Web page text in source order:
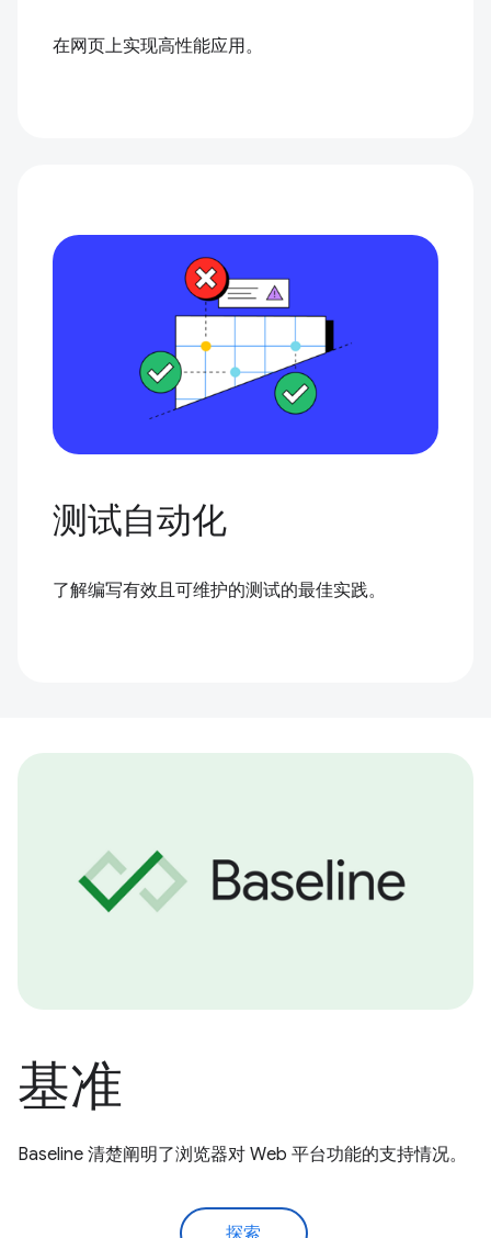
在网页上实现高性能应用。
测试自动化
了解编写有效且可维护的测试的最佳实践。
基准
Baseline 清楚阐明了浏览器对 Web 平台功能的支持情况。